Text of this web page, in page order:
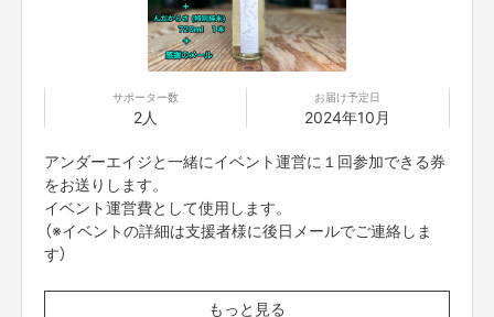
※岩手銀行赤レンガ館
サポーター数
2人
お届け予定日
2024年10月
アンダーエイジと一緒にイベント運営に１回参加できる券
をお送りします。
イベント運営費として使用します。
（※イベントの詳細は支援者様に後日メールでご連絡しま
す）
日本酒『んだからさ（特別純米）720ml』1本をお送りしま
もっと見る